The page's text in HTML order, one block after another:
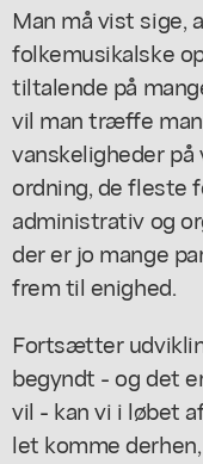
Man må vist sige,
folkemusikalske
tiltalende på
vil man træffe
vanskeligheder
ordning, de fleste
administrativ og
der er jo mange
frem til enighed.
Fortsætter
begyndt - og det
vil - kan vi i løbet
let komme